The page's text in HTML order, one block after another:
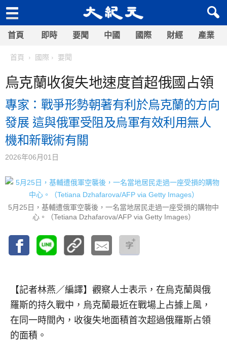
首頁 即時 要聞 中國 國際 財經 產業
首頁 國際 要聞
烏克蘭收復失地速度首超俄國占領
專家：戰爭形勢朝著有利於烏克蘭的方向
發展 這與俄軍受阻及烏軍有效利用無人
機和新戰術有關
2026年06月01日
5月25日，基輔遭俄軍空襲後，一名當地居民走過一座受損的購物中
心。（Tetiana Dzhafarova/AFP via Getty Images）
【記者林燕／編譯】 觀察人士表示，在烏克蘭與俄
羅斯的持久戰中，烏克蘭最近在戰場上占據上風，
在同一時間內，收復失地面積首次超過俄羅斯占領
的面積。